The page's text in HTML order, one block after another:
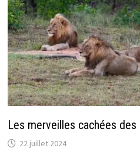
Les merveilles cachées
22 juillet 2024